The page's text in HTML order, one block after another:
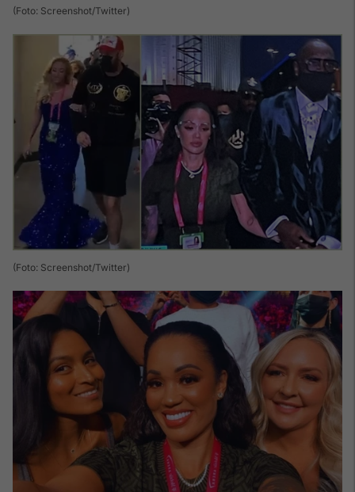
(Foto: Screenshot/Twitter)
(Foto: Screenshot/Twitter)